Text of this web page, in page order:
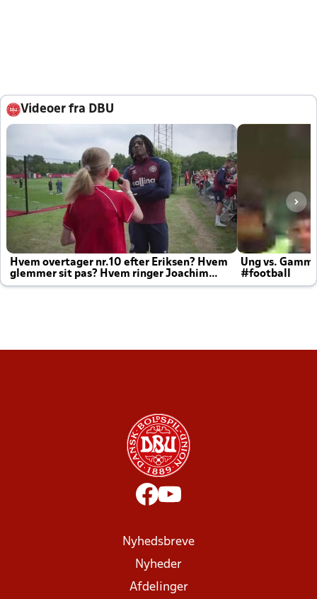
Videoer fra DBU
Hvem overtager nr.10 efter Eriksen? Hvem
glemmer sit pas? Hvem ringer Joachim
altid til efter kampe?
Ung vs.
#football
Nyhedsbreve
Nyheder
Afdelinger